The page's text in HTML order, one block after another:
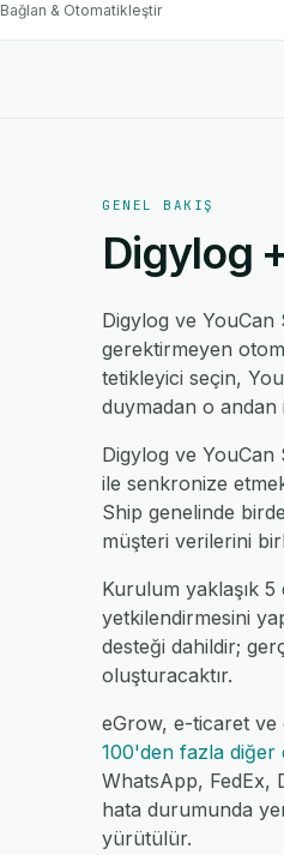
Bağlan & Otomatikleştir
GENEL BAKIŞ
Digylog
Digylog ve
gerektirmeyen
tetikleyici seçin,
duymadan o andan
Digylog ve YouCan
ile senkronize
Ship genelinde
müşteri verilerini
Kurulum yaklaşık
yetkilendirmesini
desteği dahildir;
oluşturacaktır.
eGrow, e-ticaret ve
100'den fazla diğer
WhatsApp, FedEx,
hata durumunda
yürütülür.